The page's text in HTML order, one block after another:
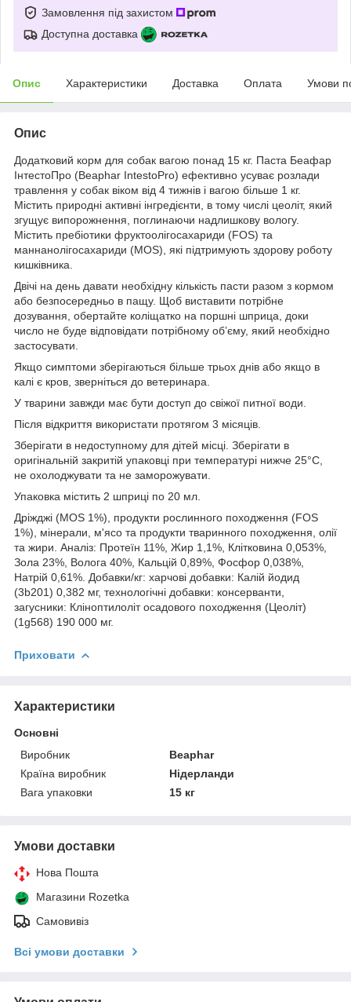
Замовлення під захистом
Доступна доставка
Опис Характеристики Доставка Оплата Умови
Опис
Додатковий корм для собак вагою понад 15 кг. Паста Беафар
ІнтестоПро (Beaphar IntestoPro) ефективно усуває розлади
травлення у собак віком від 4 тижнів і вагою більше 1 кг.
Містить природні активні інгредієнти, в тому числі цеоліт, який
згущує випорожнення, поглинаючи надлишкову вологу.
Містить пребіотики фруктоолігосахариди (FOS) та
маннанолігосахариди (MOS), які підтримують здорову роботу
кишківника.
Двічі на день давати необхідну кількість пасти разом з кормом
або безпосередньо в пащу. Щоб виставити потрібне
дозування, обертайте коліщатко на поршні шприца, доки
число не буде відповідати потрібному об’єму, який необхідно
застосувати.
Якщо симптоми зберігаються більше трьох днів або якщо в
калі є кров, зверніться до ветеринара.
У тварини завжди має бути доступ до свіжої питної води.
Після відкриття використати протягом 3 місяців.
Зберігати в недоступному для дітей місці. Зберігати в
оригінальній закритій упаковці при температурі нижче 25°C,
не охолоджувати та не заморожувати.
Упаковка містить 2 шприці по 20 мл.
Дріжджі (MOS 1%), продукти рослинного походження (FOS
1%), мінерали, м'ясо та продукти тваринного походження, олії
та жири. Аналіз: Протеїн 11%, Жир 1,1%, Клітковина 0,053%,
Зола 23%, Волога 40%, Кальцій 0,89%, Фосфор 0,038%,
Натрій 0,61%. Добавки/кг: харчові добавки: Калій йодид
(3b201) 0,382 мг, технологічні добавки: консерванти,
загусники: Кліноптилоліт осадового походження (Цеоліт)
(1g568) 190 000 мг.
Приховати
Характеристики
Основні
Виробник
Beaphar
Країна виробник
Нідерланди
Вага упаковки
15 кг
Умови доставки
Нова Пошта
Магазини Rozetka
Самовивіз
Всі умови доставки